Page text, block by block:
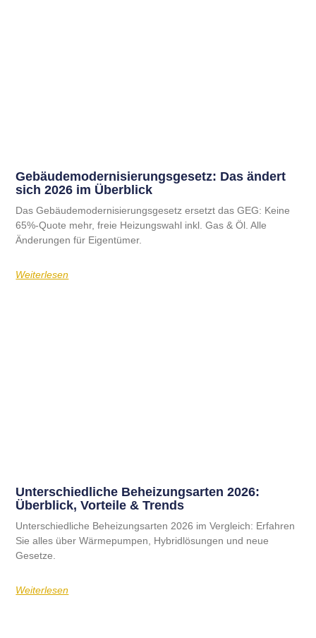
Gebäudemodernisierungsgesetz: Das ändert
sich 2026 im Überblick
Das Gebäudemodernisierungsgesetz ersetzt das GEG: Keine
65%-Quote mehr, freie Heizungswahl inkl. Gas & Öl. Alle
Änderungen für Eigentümer.
Weiterlesen
Unterschiedliche Beheizungsarten 2026:
Überblick, Vorteile & Trends
Unterschiedliche Beheizungsarten 2026 im Vergleich: Erfahren
Sie alles über Wärmepumpen, Hybridlösungen und neue
Gesetze.
Weiterlesen